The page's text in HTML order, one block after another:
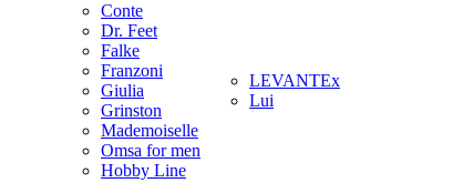
Conte
Dr. Feet
Falke
Franzoni
Giulia
Grinston
Mademoiselle
Omsa for men
Hobby Line
LEVANTEx
Lui